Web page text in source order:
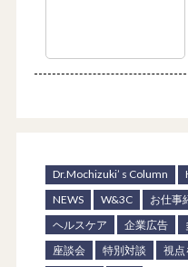
Dr.Mochizuki’ s Column
NEWS
W&3C お仕事
ヘルスケア
企業広告
座談会
特別対談 視点